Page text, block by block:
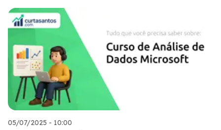
05/07/2025 - 10:00